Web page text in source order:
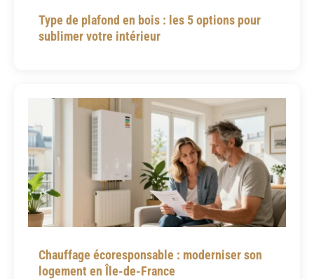
Type de plafond en bois : les 5 options pour
sublimer votre intérieur
Chauffage écoresponsable : moderniser son
logement en Île-de-France